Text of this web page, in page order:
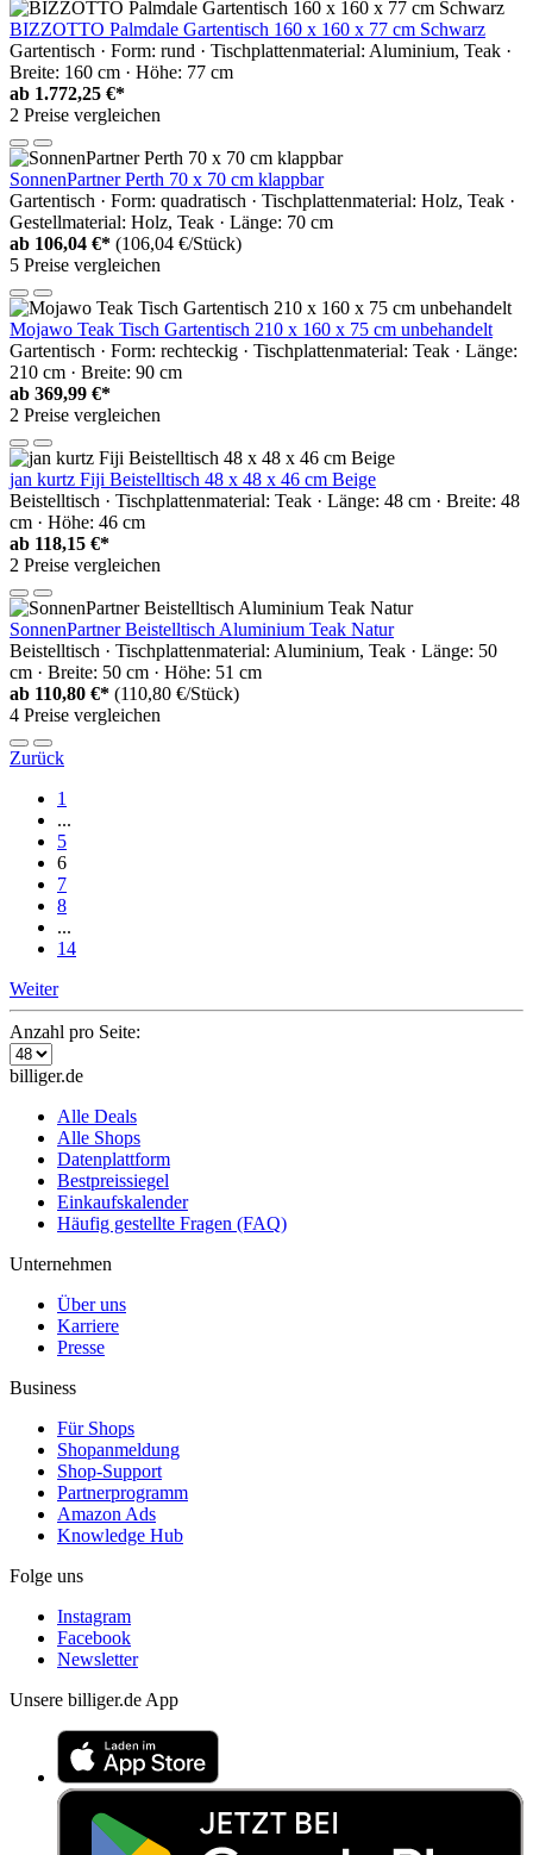
BIZZOTTO Palmdale Gartentisch 160 x 160 x 77 cm Schwarz
Gartentisch · Form: rund · Tischplattenmaterial: Aluminium, Teak ·
Breite: 160 cm · Höhe: 77 cm
ab 1.772,25 €*
2 Preise vergleichen
SonnenPartner Perth 70 x 70 cm klappbar
Gartentisch · Form: quadratisch · Tischplattenmaterial: Holz, Teak ·
Gestellmaterial: Holz, Teak · Länge: 70 cm
ab 106,04 €* (106,04 €/Stück)
5 Preise vergleichen
Mojawo Teak Tisch Gartentisch 210 x 160 x 75 cm unbehandelt
Gartentisch · Form: rechteckig · Tischplattenmaterial: Teak · Länge:
210 cm · Breite: 90 cm
ab 369,99 €*
2 Preise vergleichen
jan kurtz Fiji Beistelltisch 48 x 48 x 46 cm Beige
Beistelltisch · Tischplattenmaterial: Teak · Länge: 48 cm · Breite: 48
cm · Höhe: 46 cm
ab 118,15 €*
2 Preise vergleichen
SonnenPartner Beistelltisch Aluminium Teak Natur
Beistelltisch · Tischplattenmaterial: Aluminium, Teak · Länge: 50
cm · Breite: 50 cm · Höhe: 51 cm
ab 110,80 €* (110,80 €/Stück)
4 Preise vergleichen
Zurück
1
...
5
6
7
8
...
14
Weiter
Anzahl pro Seite:
billiger.de
Alle Deals
Alle Shops
Datenplattform
Bestpreissiegel
Einkaufskalender
Häufig gestellte Fragen (FAQ)
Unternehmen
Über uns
Karriere
Presse
Business
Für Shops
Shopanmeldung
Shop-Support
Partnerprogramm
Amazon Ads
Knowledge Hub
Folge uns
Instagram
Facebook
Newsletter
Unsere billiger.de App